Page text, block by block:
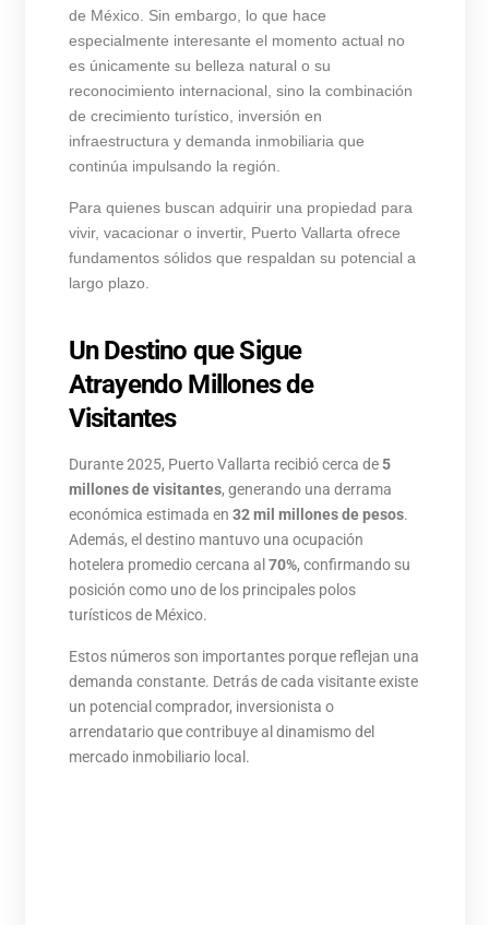
de México. Sin embargo, lo que hace
especialmente interesante el momento actual no
es únicamente su belleza natural o su
reconocimiento internacional, sino la combinación
de crecimiento turístico, inversión en
infraestructura y demanda inmobiliaria que
continúa impulsando la región.
Para quienes buscan adquirir una propiedad para
vivir, vacacionar o invertir, Puerto Vallarta ofrece
fundamentos sólidos que respaldan su potencial a
largo plazo.
Un Destino que Sigue
Atrayendo Millones de
Visitantes
Durante 2025, Puerto Vallarta recibió cerca de5
millones de visitantes, generando una derrama
económica estimada en 32 mil millones de pesos.
Además, el destino mantuvo una ocupación
hotelera promedio cercana al 70%, confirmando su
posición como uno de los principales polos
turísticos de México.
Estos números son importantes porque reflejan una
demanda constante. Detrás de cada visitante existe
un potencial comprador, inversionista o
arrendatario que contribuye al dinamismo del
mercado inmobiliario local.